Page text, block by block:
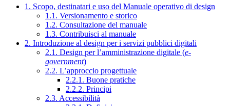
1. Scopo, destinatari e uso del Manuale operativo di design
1.1. Versionamento e storico
1.2. Consultazione del manuale
1.3. Contribuisci al manuale
2. Introduzione al design per i servizi pubblici digitali
2.1. Design per l’amministrazione digitale (e-
government)
2.2. L’approccio progettuale
2.2.1. Buone pratiche
2.2.2. Principi
2.3. Accessibilità